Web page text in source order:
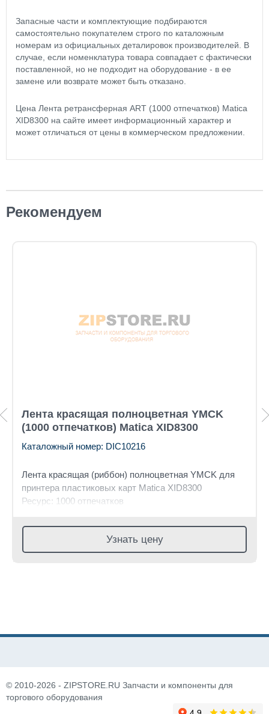
Запасные части и комплектующие подбираются
самостоятельно покупателем строго по каталожным
номерам из официальных деталировок производителей. В
случае, если номенклатура товара совпадает с фактически
поставленной, но не подходит на оборудование - в ее
замене или возврате может быть отказано.
Цена Лента ретрансферная ART (1000 отпечатков) Matica
XID8300 на сайте имеет информационный характер и
может отличаться от цены в коммерческом предложении.
Рекомендуем
Лента красящая полноцветная YMCK
(1000 отпечатков) Matica XID8300
Каталожный номер: DIC10216
Лента красящая (риббон) полноцветная YMCK для
принтера пластиковых карт Matica XID8300
Ресурс: 1000 отпечатков
Узнать цену
© 2010-2026 - ZIPSTORE.RU Запчасти и компоненты для
торгового оборудования